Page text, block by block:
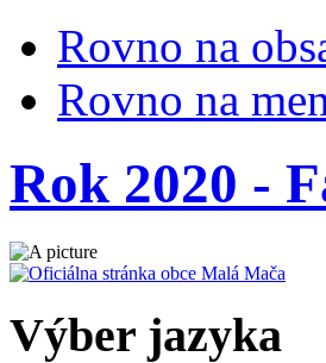
Rovno na
Rovno na
Rok 2020 -
Výber jazyka